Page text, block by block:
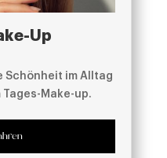
Up
Schönheit im Alltag
Make-up.